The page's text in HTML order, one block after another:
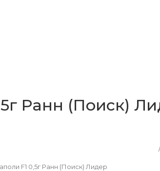
Ранн (Поиск)
F1 0,5г Ранн (Поиск) Лидер